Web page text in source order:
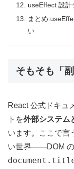
useEffect 設計
まとめ
い
そもそも「
React 公式ドキュ
トを外部システム
います。ここで言
い世界——DOM の